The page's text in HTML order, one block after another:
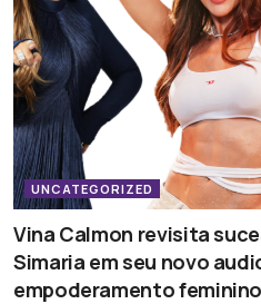
UNCATEGORIZED
Vina Calmon revisita
Simaria em seu novo
empoderamento feminino